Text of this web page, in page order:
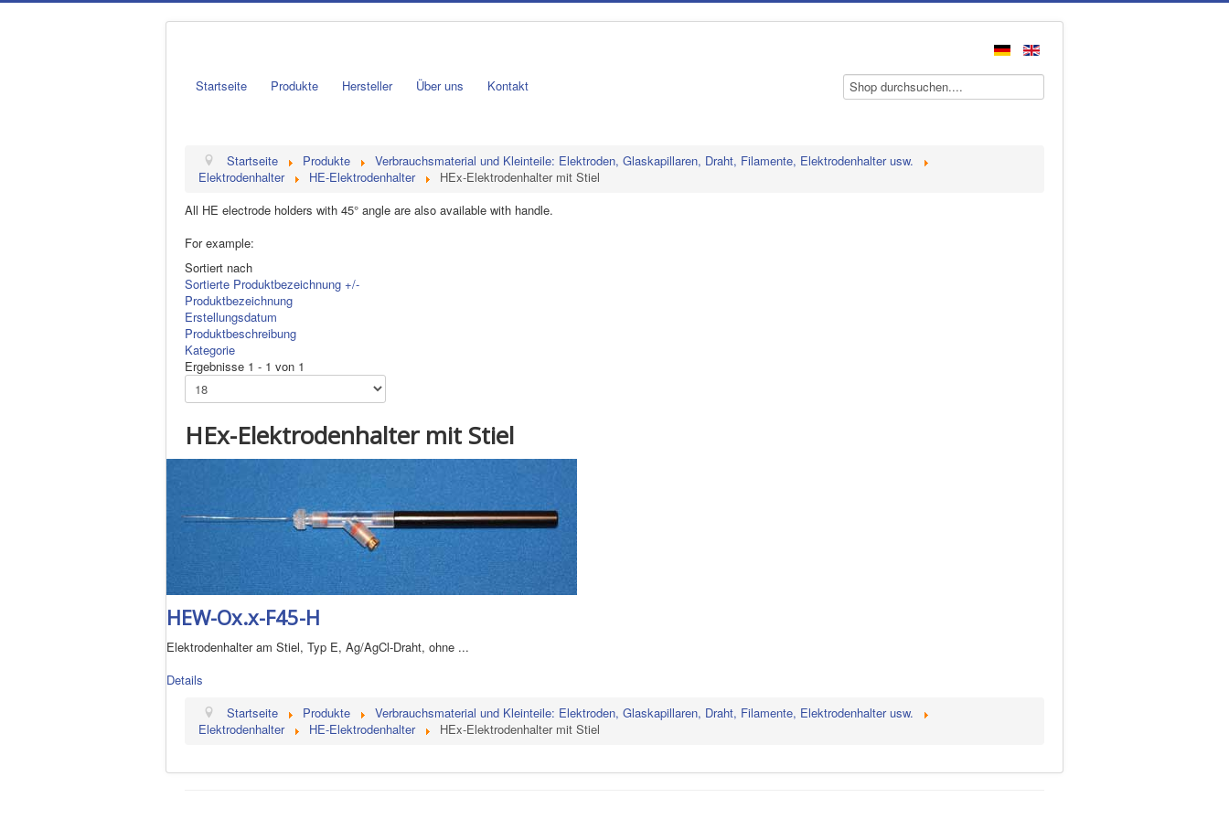
Startseite Produkte Hersteller Über uns Kontakt
Startseite Produkte
Verbrauchsmaterial und Kleinteile: Elektroden, Glaskapillaren, Draht, Filamente, Elektrodenhalter usw.
Elektrodenhalter
HE-Elektrodenhalter
HEx-Elektrodenhalter mit Stiel
All HE electrode holders with 45° angle are also available with handle.
For example:
Sortiert nach
Sortierte Produktbezeichnung +/-
Produktbezeichnung
Erstellungsdatum
Produktbeschreibung
Kategorie
Ergebnisse 1 - 1 von 1
HEx-Elektrodenhalter mit Stiel
HEW-Ox.x-F45-H
Elektrodenhalter am Stiel, Typ E, Ag/AgCl-Draht, ohne ...
Details
Startseite
Produkte
Verbrauchsmaterial und Kleinteile: Elektroden, Glaskapillaren, Draht, Filamente, Elektrodenhalter usw.
Elektrodenhalter
HE-Elektrodenhalter HEx-Elektrodenhalter mit Stiel